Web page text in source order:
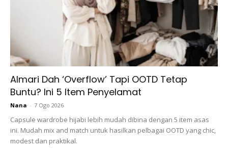
Almari Dah ‘Overflow’ Tapi OOTD Tetap
Buntu? Ini 5 Item Penyelamat
Nana - 7 Ogo 2026
Capsule wardrobe hijabi lebih mudah dibina dengan 5 item asas
ini. Mudah mix and match untuk hasilkan pelbagai OOTD yang chic,
modest dan praktikal.